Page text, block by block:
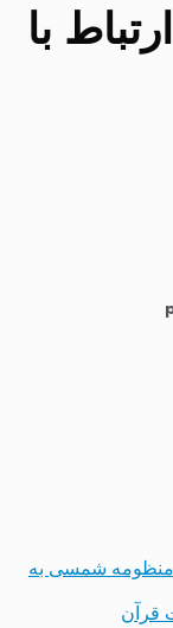
با
منظومه شمسی به
قرآن